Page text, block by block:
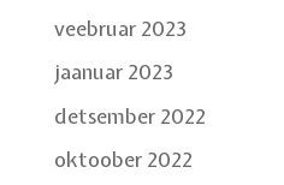
veebruar 2023
jaanuar 2023
detsember 2022
oktoober 2022